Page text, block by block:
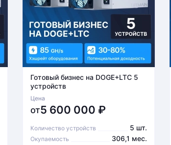
Готовый бизнес на DOGE+LTC 5
устройств
Цена
от5 600 000 ₽
Количество устройств 5 шт.
Окупаемость 306,1 мес.